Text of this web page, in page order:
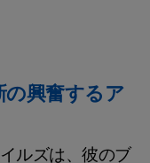
興奮するア
ルズは、彼のブ